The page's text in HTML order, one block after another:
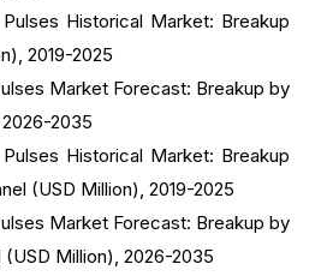
Historical Market: Breakup
2019-2025
Market Forecast: Breakup by
2035
Historical Market: Breakup
(USD Million), 2019-2025
Market Forecast: Breakup by
(USD Million), 2026-2035